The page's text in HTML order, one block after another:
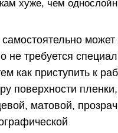
хуже, чем
не требуется
как приступить к
поверхности
матовой,